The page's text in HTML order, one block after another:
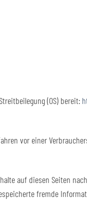
(OS) bereit:
vor einer
auf diesen Seiten
fremde